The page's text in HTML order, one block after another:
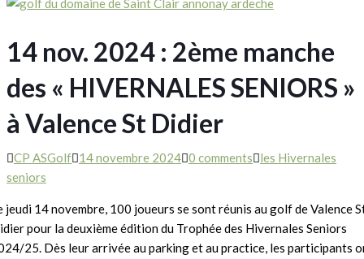
14 nov. 2024 : 2ème manche
des « HIVERNALES SENIORS »
à Valence St Didier
CP ASGolf 14 novembre 2024 0 comments
les Hivernales
seniors
jeudi 14 novembre, 100 joueurs se sont réunis au golf de Valence
pour la deuxième édition du Trophée des Hivernales Seniors
25. Dès leur arrivée au parking et au practice, les participants